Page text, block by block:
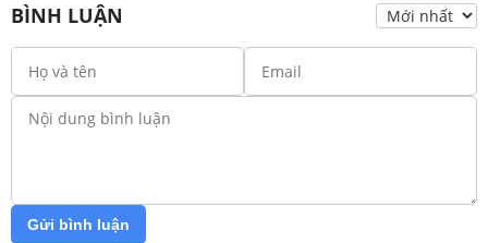
BÌNH LUẬN
Gửi bình luận